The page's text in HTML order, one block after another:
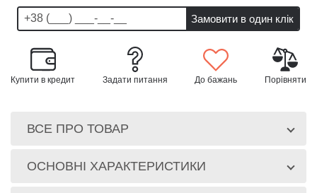
Купити в кредит Задати питання До бажань Порівняти
ВСЕ ПРО ТОВАР
ОСНОВНІ ХАРАКТЕРИСТИКИ